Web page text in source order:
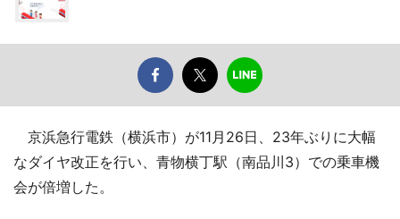
京浜急行電鉄（横浜市）が11月26日、23年ぶりに大幅
なダイヤ改正を行い、青物横丁駅（南品川3）での乗車機
会が倍増した。